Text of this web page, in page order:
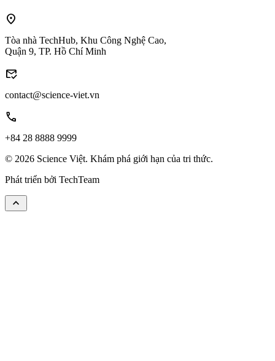
location_on
Tòa nhà TechHub, Khu Công Nghệ Cao,
Quận 9, TP. Hồ Chí Minh
mark_email_read
contact@science-viet.vn
call
+84 28 8888 9999
© 2026 Science Việt. Khám phá giới hạn của tri thức.
Phát triển bởi TechTeam
keyboard_arrow_up